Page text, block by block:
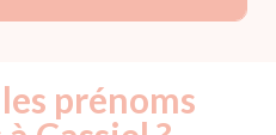
prénoms